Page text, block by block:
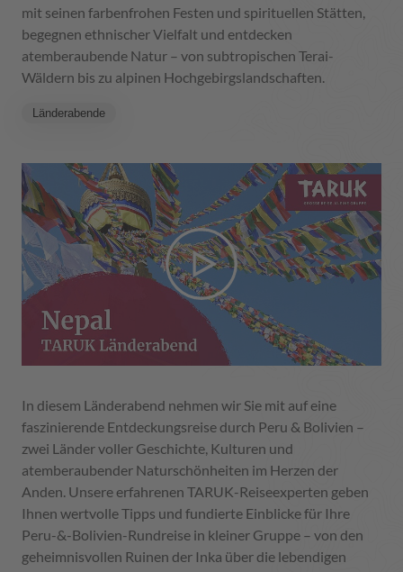
mit seinen farbenfrohen Festen und spirituellen Stätten,
begegnen ethnischer Vielfalt und entdecken
atemberaubende Natur – von subtropischen Terai-
Wäldern bis zu alpinen Hochgebirgslandschaften.
Länderabende
In diesem Länderabend nehmen wir Sie mit auf eine
faszinierende Entdeckungsreise durch Peru & Bolivien –
zwei Länder voller Geschichte, Kulturen und
atemberaubender Naturschönheiten im Herzen der
Anden. Unsere erfahrenen TARUK-Reiseexperten geben
Ihnen wertvolle Tipps und fundierte Einblicke für Ihre
Peru-&-Bolivien-Rundreise in kleiner Gruppe – von den
geheimnisvollen Ruinen der Inka über die lebendigen